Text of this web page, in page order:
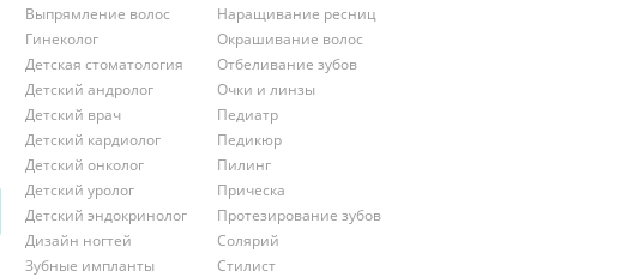
Выпрямление волос
Гинеколог
Детская стоматология
Детский андролог
Детский врач
Детский кардиолог
Детский онколог
Детский уролог
Детский эндокринолог
Дизайн ногтей
Зубные импланты
Наращивание ресниц
Окрашивание волос
Отбеливание зубов
Очки и линзы
Педиатр
Педикюр
Пилинг
Прическа
Протезирование зубов
Солярий
Стилист